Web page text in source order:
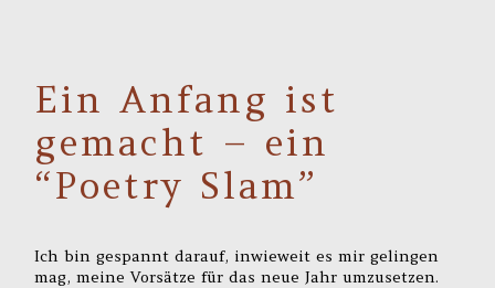
Ein Anfang ist
gemacht – ein
“Poetry Slam”
Ich bin gespannt darauf, inwieweit es mir gelingen
mag, meine Vorsätze für das neue Jahr umzusetzen.